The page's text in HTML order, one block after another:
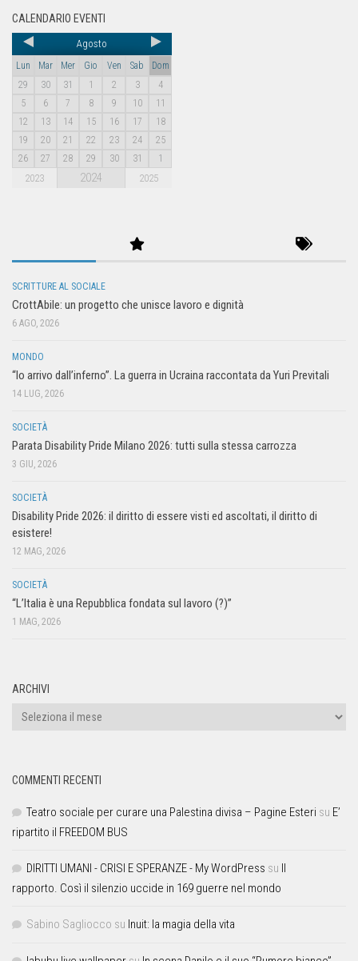
CALENDARIO EVENTI
Agosto
Lun Mar Mer Gio Ven Sab
Dom
29
30 31 1 2 3
4
5
6 7 8 9 10
11
12
13 14 15 16 17
18
19
20 21 22 23 24
25
26
27 28 29 30 31 1
2023 2024 2025
SCRITTURE AL SOCIALE
CrottAbile: un progetto che unisce lavoro e dignità
6 AGO, 2026
MONDO
“Io arrivo dall’inferno”. La guerra in Ucraina raccontata da Yuri Previtali
14 LUG, 2026
SOCIETÀ
Parata Disability Pride Milano 2026: tutti sulla stessa carrozza
3 GIU, 2026
SOCIETÀ
Disability Pride 2026: il diritto di essere visti ed ascoltati, il diritto di
esistere!
12 MAG, 2026
SOCIETÀ
“L’Italia è una Repubblica fondata sul lavoro (?)”
1 MAG, 2026
ARCHIVI
COMMENTI RECENTI
Teatro sociale per curare una Palestina divisa – Pagine Esteri su E’
ripartito il FREEDOM BUS
DIRITTI UMANI - CRISI E SPERANZE - My WordPress su Il
rapporto. Così il silenzio uccide in 169 guerre nel mondo
Sabino Sagliocco su Inuit: la magia della vita